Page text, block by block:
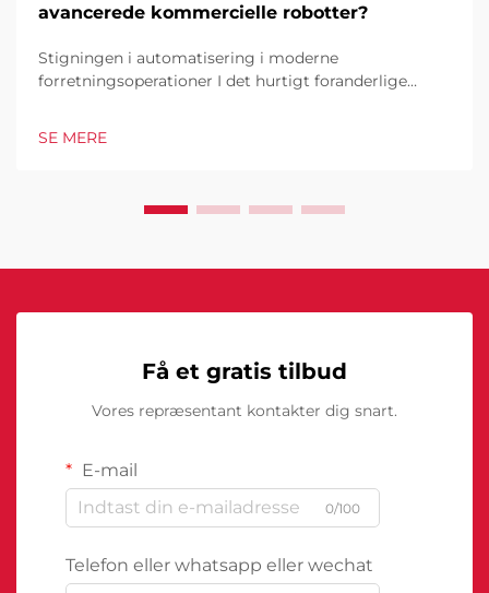
avancerede kommercielle robotter?
Stigningen i automatisering i moderne
forretningsoperationer I det hurtigt foranderlige
excellence. Disse sofistikerede maskiner
SE MERE
Få et gratis tilbud
Vores repræsentant kontakter dig snart.
E-mail
0/100
Telefon eller whatsapp eller wechat